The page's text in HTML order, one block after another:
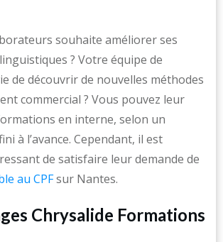
souhaite améliorer ses
? Votre équipe de
de découvrir de nouvelles méthodes
commercial ? Vous pouvez leur
en interne, selon un
à l’avance. Cependant, il est
de satisfaire leur demande de
au CPFsur Nantes.
Chrysalide Formations